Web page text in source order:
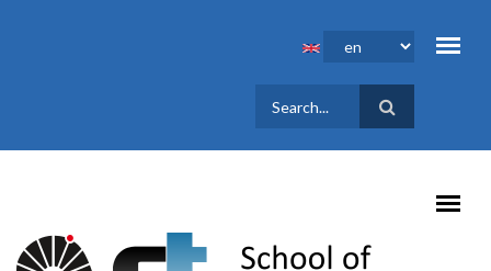
SEARCH
FORM